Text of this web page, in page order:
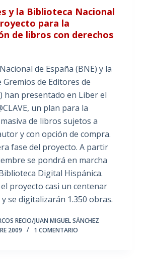
y la Biblioteca Nacional
para la
de libros con derechos
de España (BNE) y la
Gremios de Editores de
han presentado en Liber el
un plan para la
de libros sujetos a
y con opción de compra.
fase del proyecto. A partir
se pondrá en marcha
Digital Hispánica.
proyecto casi un centenar
se digitalizarán 1.350 obras.
RECIO/JUAN MIGUEL SÁNCHEZ
2009 1 COMENTARIO